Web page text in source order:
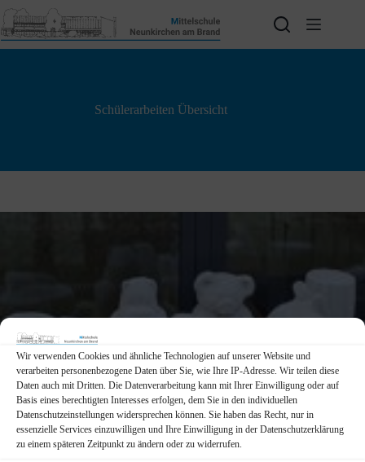
Wir verwenden Cookies und ähnliche Technologien auf unserer Website und
verarbeiten personenbezogene Daten über Sie, wie Ihre IP-Adresse. Wir teilen diese
Daten auch mit Dritten. Die Datenverarbeitung kann mit Ihrer Einwilligung oder auf
Basis eines berechtigten Interesses erfolgen, dem Sie in den individuellen
Datenschutzeinstellungen widersprechen können. Sie haben das Recht, nur in
essenzielle Services einzuwilligen und Ihre Einwilligung in der Datenschutzerklärung
zu einem späteren Zeitpunkt zu ändern oder zu widerrufen.
Inhalt
springen
Schülerarbeiten Übersicht